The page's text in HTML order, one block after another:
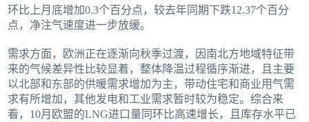
环比上月底增加0.3个百分点，较去年同期下跌12.37个百分
点，净注气速度进一步放缓。
需求方面，欧洲正在逐渐向秋季过渡，因南北方地域特征带
来的气候差异性比较显着，整体降温过程循序渐进，且主要
以北部和东部的供暖需求增加为主，带动住宅和商业用气需
求有所增加，其他发电和工业需求暂时较为稳定。综合来
看，10月欧盟的LNG进口量同环比高速增长，且库存水平已